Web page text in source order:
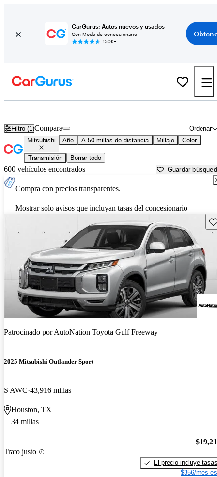
CarGurus: Autos nuevos y usados
Con Modo de concesionario
150K+
Filtro (1) Ordenar
Compara
Mitsubishi Año A 50 millas de distancia Millaje Color
Transmisión Borrar todo
600 vehículos encontrados Guardar
Compra con precios transparentes.
Mostrar solo avisos que incluyan tasas del concesionario
Patrocinado porAutoNation Toyota Gulf Freeway
2025 Mitsubishi Outlander Sport
S AWC 43,916 millas
Houston, TX
34 millas
Trato justo
El precio incluye tasas
$356/mes